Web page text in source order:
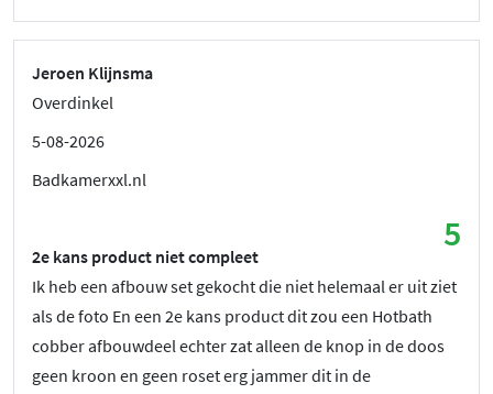
Jeroen Klijnsma
Overdinkel
5-08-2026
Badkamerxxl.nl
5
2e kans product niet compleet
Ik heb een afbouw set gekocht die niet helemaal er uit ziet
als de foto En een 2e kans product dit zou een Hotbath
cobber afbouwdeel echter zat alleen de knop in de doos
geen kroon en geen roset erg jammer dit in de